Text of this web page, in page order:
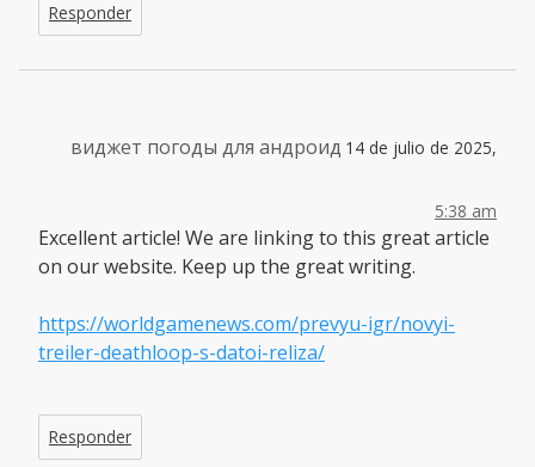
Responder
виджет погоды для андроид 14 de julio de 2025,
5:38 am
Excellent article! We are linking to this great article
on our website. Keep up the great writing.
https://worldgamenews.com/prevyu-igr/novyi-
treiler-deathloop-s-datoi-reliza/
Responder